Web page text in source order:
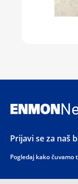
Prijavi se za naš
Pogledaj kako čuvamo